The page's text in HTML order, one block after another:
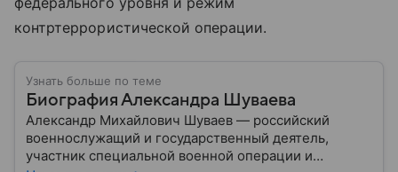
контртеррористической операции.
Узнать больше по теме
Биография Александра Шуваева
Александр Михайлович Шуваев — российский
военнослужащий и государственный деятель,
участник специальной военной операции и